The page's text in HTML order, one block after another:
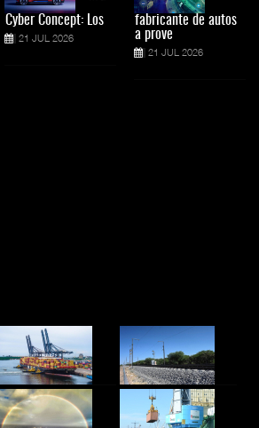
Cyber Concept: Los
21 JUL 2026
fabricante de autos
a prove
21 JUL 2026